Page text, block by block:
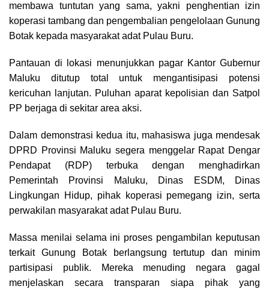
membawa tuntutan yang sama, yakni penghentian izin
koperasi tambang dan pengembalian pengelolaan Gunung
Botak kepada masyarakat adat Pulau Buru.
Pantauan di lokasi menunjukkan pagar Kantor Gubernur
Maluku ditutup total untuk mengantisipasi potensi
kericuhan lanjutan. Puluhan aparat kepolisian dan Satpol
PP berjaga di sekitar area aksi.
Dalam demonstrasi kedua itu, mahasiswa juga mendesak
DPRD Provinsi Maluku segera menggelar Rapat Dengar
Pendapat (RDP) terbuka dengan menghadirkan
Pemerintah Provinsi Maluku, Dinas ESDM, Dinas
Lingkungan Hidup, pihak koperasi pemegang izin, serta
perwakilan masyarakat adat Pulau Buru.
Massa menilai selama ini proses pengambilan keputusan
terkait Gunung Botak berlangsung tertutup dan minim
partisipasi publik. Mereka menuding negara gagal
menjelaskan secara transparan siapa pihak yang